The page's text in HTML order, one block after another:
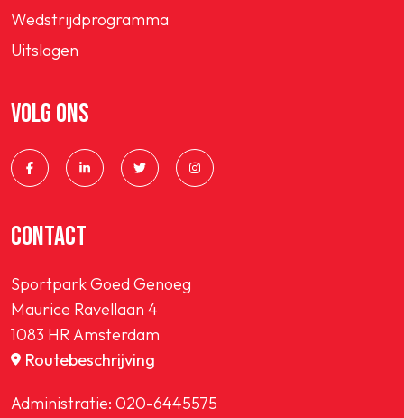
Wedstrijdprogramma
Uitslagen
VOLG ONS
CONTACT
Sportpark Goed Genoeg
Maurice Ravellaan 4
1083 HR Amsterdam
Routebeschrijving
Administratie: 020-6445575